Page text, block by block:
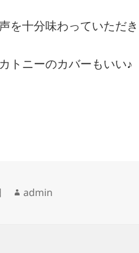
を十分味わっていただ
トニーのカバーもいい♪
作
admin